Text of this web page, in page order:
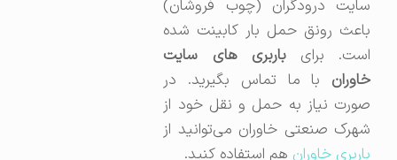
سایت درودگران (چوب فروشان)
باعث رونق حمل بار کابینت شده
است. برایباربری های سایت
خاورانبا ما تماس بگیرید. در
صورت نیاز به حمل و نقل خود از
شهرک صنعتی خاوران می‌توانید از
باربری خاورانهم استفاده کنید.